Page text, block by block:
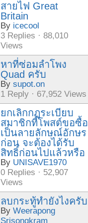
สายไฟ Great
Britain
By icecool
3 Replies · 88,010
Views
หาที่ซ่อมลำโพง
Quad ครับ
By supot.on
1 Reply · 67,952 Views
ยกเลิกกฏระเบียบ
สมาชิกที่โพสต์ขอซื้อ
เป็นลายลักษณ์อักษร
ก่อน จะต้องได้รับ
สิทธิ์ก่อนไปแล้วหรือ
By UNISAVE1970
0 Replies · 52,907
Views
ลบกระทู้ทำยังไงครับ
By Weerapong
Srisongkram